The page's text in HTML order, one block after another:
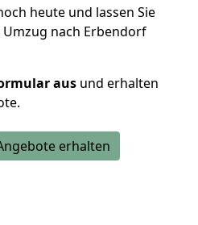
heute und lassen Sie
nach Erbendorf
aus und erhalten
erhalten